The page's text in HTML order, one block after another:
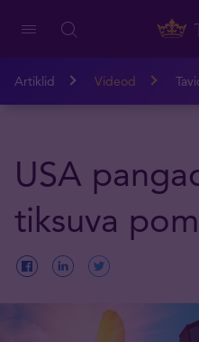
Artiklid Videod
USA
tiksuva